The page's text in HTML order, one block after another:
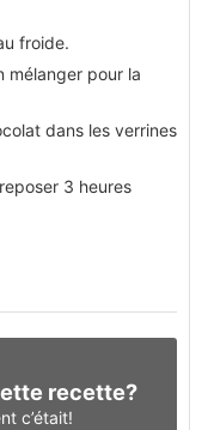
froide.
mélanger pour la
dans les verrines
3 heures
recette?
c’était!